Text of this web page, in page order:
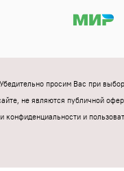
просим Вас при
не являются публичной
конфиденциальности и